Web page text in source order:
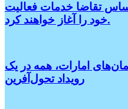
تقاضا خدمات فعالیت
خود را آغاز خواهند کرد.
امارات، همه در یک
رویداد تحول‌آفرین